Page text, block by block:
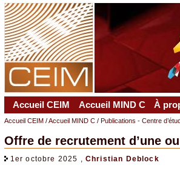
Accueil CEIM Accueil MIND C À
Accueil CEIM/Accueil MIND C/ Publications - Centre
Offre de recrutement d’une
1er octobre 2025 , Christian Deblock